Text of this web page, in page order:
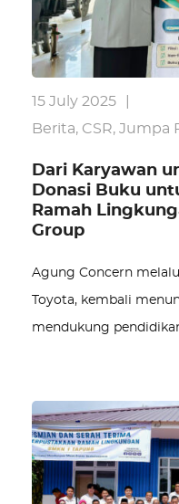
15 July 2025
Berita, CSR, Jumpa
Dari Karyawan
Donasi Buku
Ramah
Group
Agung Concern
Toyota, kembali
mendukung